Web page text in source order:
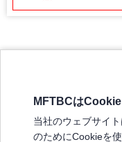
弊社の製品について
MFTBCは
当社のウェブサイ
のためにCookieを